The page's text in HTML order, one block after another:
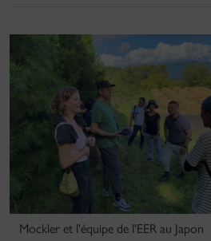
Mockler et l'équipe de l'EER au Japon